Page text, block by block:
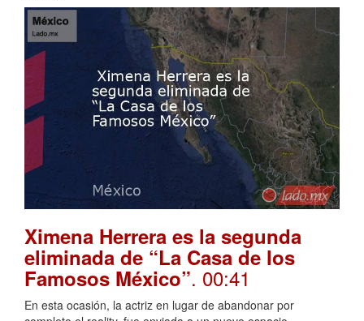
Ximena Herrera es la segunda
eliminada de “La Casa de los
Famosos México”. 00:41
En esta ocasión, la actriz en lugar de abandonar por